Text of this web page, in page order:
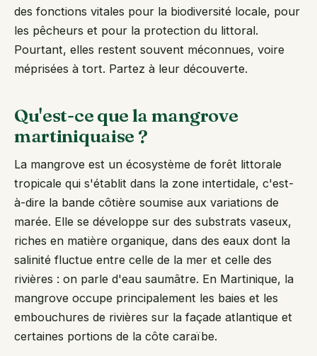
des fonctions vitales pour la biodiversité locale, pour
les pêcheurs et pour la protection du littoral.
Pourtant, elles restent souvent méconnues, voire
méprisées à tort. Partez à leur découverte.
Qu'est-ce que la mangrove
martiniquaise ?
La mangrove est un écosystème de forêt littorale
tropicale qui s'établit dans la zone intertidale, c'est-
à-dire la bande côtière soumise aux variations de
marée. Elle se développe sur des substrats vaseux,
riches en matière organique, dans des eaux dont la
salinité fluctue entre celle de la mer et celle des
rivières : on parle d'eau saumâtre. En Martinique, la
mangrove occupe principalement les baies et les
embouchures de rivières sur la façade atlantique et
certaines portions de la côte caraïbe.